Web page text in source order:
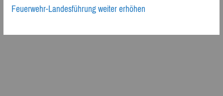
Feuerwehr-Landesführung weiter erhöhen